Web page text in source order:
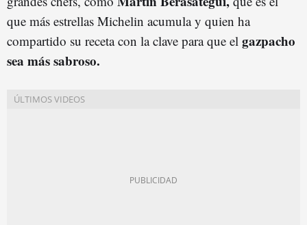
que más estrellas Michelin acumula y quien ha
compartido su receta con la clave para que el gazpacho
sea más sabroso.